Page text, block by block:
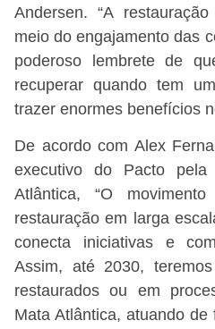
Andersen. “A
meio do engajamento das
poderoso lembrete de
recuperar quando tem
trazer enormes benefícios
De acordo com Alex
executivo do Pacto pela
Atlântica, “O
restauração em larga
conecta iniciativas e
Assim, até 2030,
restaurados ou em
Mata Atlântica, atuando